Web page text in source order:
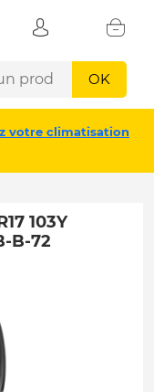
OK
votre climatisation
103Y
B-72